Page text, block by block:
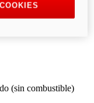
(sin combustible)
COOKIES